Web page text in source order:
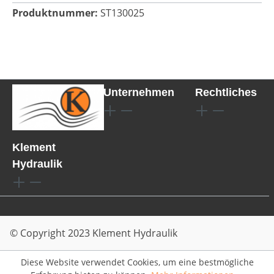
Produktnummer: ST130025
Klement
Hydraulik
Unternehmen Rechtliches
© Copyright 2023 Klement Hydraulik
Diese Website verwendet Cookies, um eine bestmögliche